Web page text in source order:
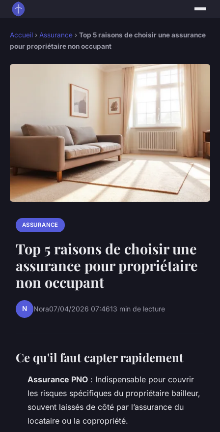
Accueil › Assurance › Top 5 raisons de choisir une assurance
pour propriétaire non occupant
ASSURANCE
Top 5 raisons de choisir une
assurance pour propriétaire
non occupant
N Nora07/04/2026 07:4613 min de lecture
Ce qu'il faut capter rapidement
Assurance PNO : Indispensable pour couvrir
les risques spécifiques du propriétaire bailleur,
souvent laissés de côté par l’assurance du
locataire ou la copropriété.